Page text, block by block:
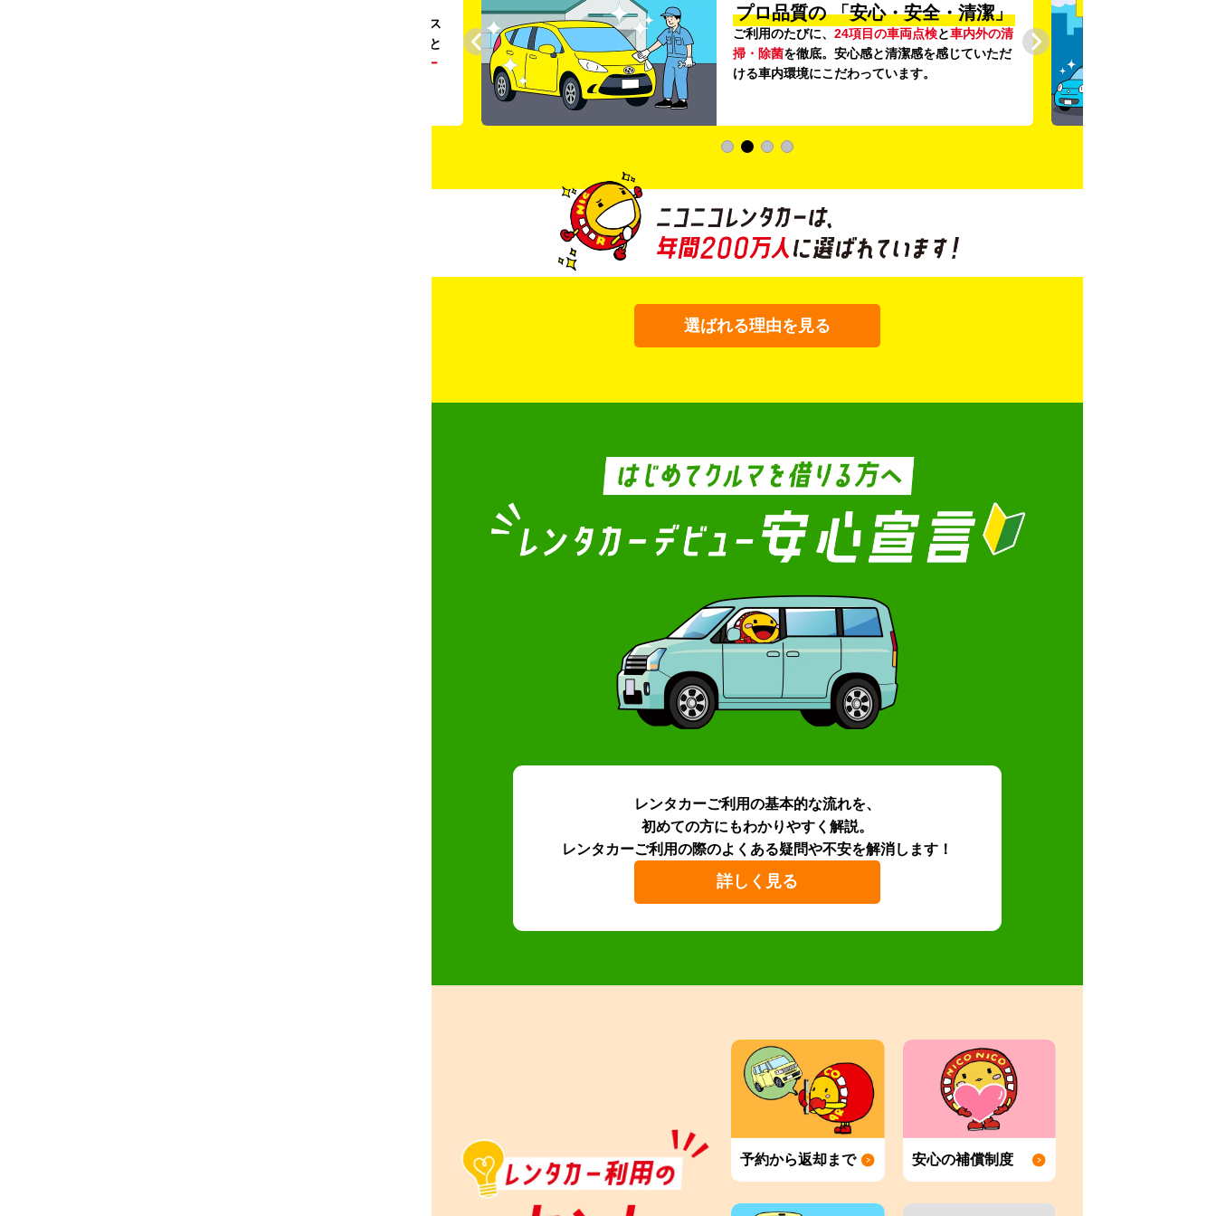
。ガソリンス
タンドや整備工場の既存インフラを活用すること
リー
プロ品質の 「安心・安全・清潔」
ご利用のたびに、 24項目の車両点検と車内外の清
掃・除菌を徹底。安心感と清潔感を感じていただ
ける車内環境にこだわっています。
選ばれる理由を見る
レンタカーご利用の基本的な流れを、
初めての方にもわかりやすく解説。
レンタカーご利用の際のよくある疑問や不安を解消します！
詳しく見る
予約から返却まで 安心の補償制度